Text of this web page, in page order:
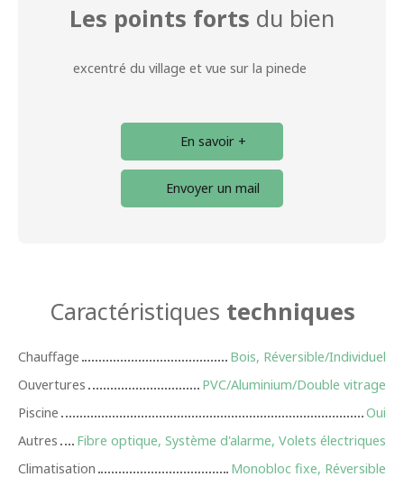
Les points forts du bien
excentré du village et vue sur la pinede
En savoir +
Envoyer un mail
Caractéristiques techniques
Chauffage
Bois, Réversible/Individuel
Ouvertures
PVC/Aluminium/Double vitrage
Piscine
Oui
Autres
Fibre optique, Système d'alarme, Volets électriques
Climatisation
Monobloc fixe, Réversible